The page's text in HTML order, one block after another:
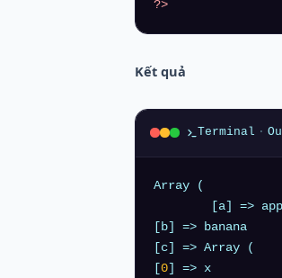
?>
Kết quả
Terminal ·
Array (
[b] => banana
[c] => Array (
[0] => x